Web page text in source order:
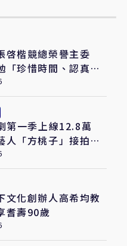
啓楷競總榮譽主委
「珍惜時間、認真打
第一季上線12.8萬
「方桃子」接拍美
文化創辦人高希均教
壽90歲